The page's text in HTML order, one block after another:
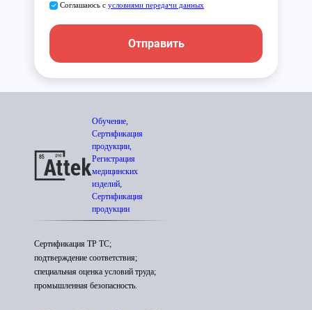
Соглашаюсь с условиями передачи данных
Отправить
Обучение,
Сертификация
продукции,
Регистрация
медицинских
изделий,
Сертификация
продукции
Сертификация ТР ТС;
подтверждение соответствия;
специальная оценка условий труда;
промышленная безопасность.